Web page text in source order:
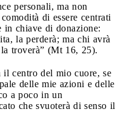
personali, ma non
di essere centrati
in chiave di donazione:
la perderà; ma chi avrà
troverà” (Mt 16, 25).
centro del mio cuore, se
delle mie azioni e delle
a poco in un
che svuoterà di senso il